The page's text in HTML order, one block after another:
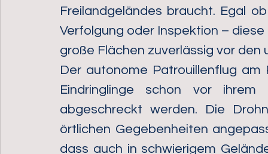
Freilandgeländes braucht. Egal
Verfolgung oder Inspektion –
Der autonome Patrouillenflug
Eindringlinge schon vor ihrem
abgeschreckt werden. Die
örtlichen Gegebenheiten
dass auch in schwierigem